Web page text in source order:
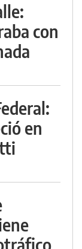
con
en